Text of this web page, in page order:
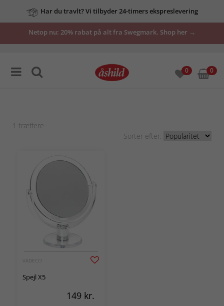
Har du travlt? Vi tilbyder 24-timers ekspreslevering
Netop nu: 20% rabat på alt fra Swegmark. Shop her →
0 0
1 træffere
Sorter efter:
VADECO
Spejl X5
149 kr.